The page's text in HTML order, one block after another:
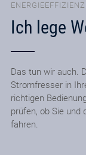
Ich lege
Das tun wir auch.
Stromfresser in
richtigen
prüfen, ob Sie und
fahren.